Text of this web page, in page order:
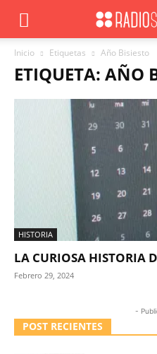
Inicio Etiquetas Año Bisiesto
ETIQUETA: AÑO
HISTORIA
LA CURIOSA HISTORIA
Febrero 29, 2024
-
POST RECIENTES